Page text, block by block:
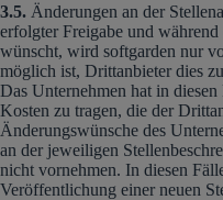
3.5. Änderungen an der
erfolgter Freigabe und
wünscht, wird softgarden nur
möglich ist, Drittanbieter dies
Das Unternehmen hat in
Kosten zu tragen, die der
Änderungswünsche des
an der jeweiligen
nicht vornehmen. In diesen
Veröffentlichung einer neuen